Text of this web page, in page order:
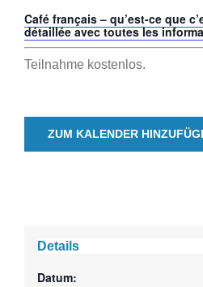
Café français – qu’est-ce que
détaillée avec toutes les
Teilnahme kostenlos.
ZUM KALENDER
Details
Datum: